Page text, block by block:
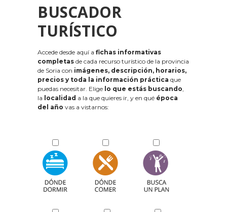
BUSCADOR
TURÍSTICO
Accede desde aquí a fichas informativas
completas de cada recurso turístico de la provincia
de Soria con imágenes, descripción, horarios,
precios y toda la información práctica que
puedas necesitar. Elige lo que estás buscando,
la localidad a la que quieres ir, y en qué época
del año vas a vistarnos: